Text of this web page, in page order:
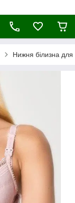
Нижня білизна для